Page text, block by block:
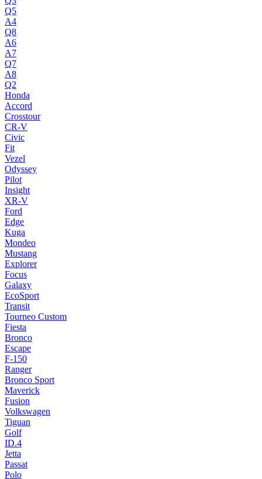
Q5
A4
Q8
A6
A7
Q7
A8
Q2
Honda
Accord
Crosstour
CR-V
Civic
Fit
Vezel
Odyssey
Pilot
Insight
XR-V
Ford
Edge
Kuga
Mondeo
Mustang
Explorer
Focus
Galaxy
EcoSport
Transit
Tourneo Custom
Fiesta
Bronco
Escape
F-150
Ranger
Bronco Sport
Maverick
Fusion
Volkswagen
Tiguan
Golf
ID.4
Jetta
Passat
Polo